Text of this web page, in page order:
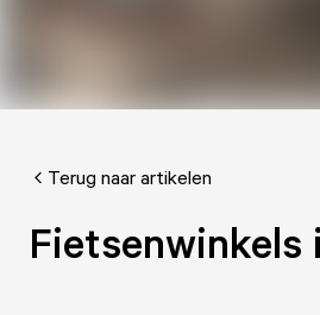
Terug naar artikelen
Fietsenwinkels